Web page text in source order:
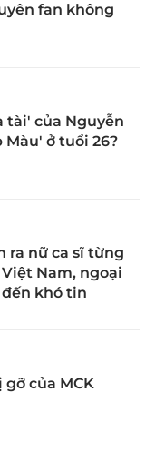
fan không
tài' của Nguyễn
Màu' ở tuổi 26?
ra nữ ca sĩ từng
Nam, ngoại
khó tin
gỡ của MCK